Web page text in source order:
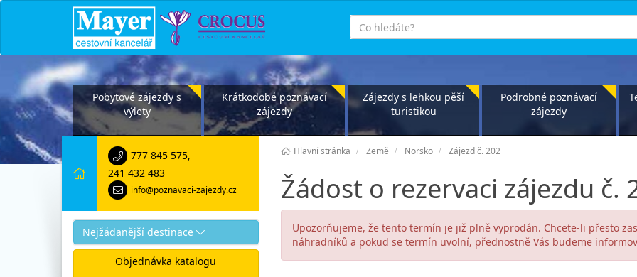
co
hledáte
Pobytové zájezdy s
výlety
Krátkodobé poznávací
zájezdy
Zájezdy s lehkou pěší
turistikou
Podrobné poznávací
zájezdy
Hlavní stránka Země Norsko Zájezd č. 202
Žádost o rezervaci zájezdu č.
777 845 575,
241 432 483
info@poznavaci-zajezdy.cz
Nejžádanější destinace
Objednávka katalogu
Upozorňujeme, že tento termín je již plně vyprodán. Chcete-li přesto
náhradníků a pokud se termín uvolní, přednostně Vás budeme